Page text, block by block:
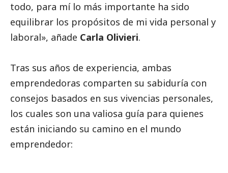
todo, para mí lo más importante ha sido
equilibrar los propósitos de mi vida personal y
laboral», añade Carla Olivieri.
Tras sus años de experiencia, ambas
emprendedoras comparten su sabiduría con
consejos basados en sus vivencias personales,
los cuales son una valiosa guía para quienes
están iniciando su camino en el mundo
emprendedor: